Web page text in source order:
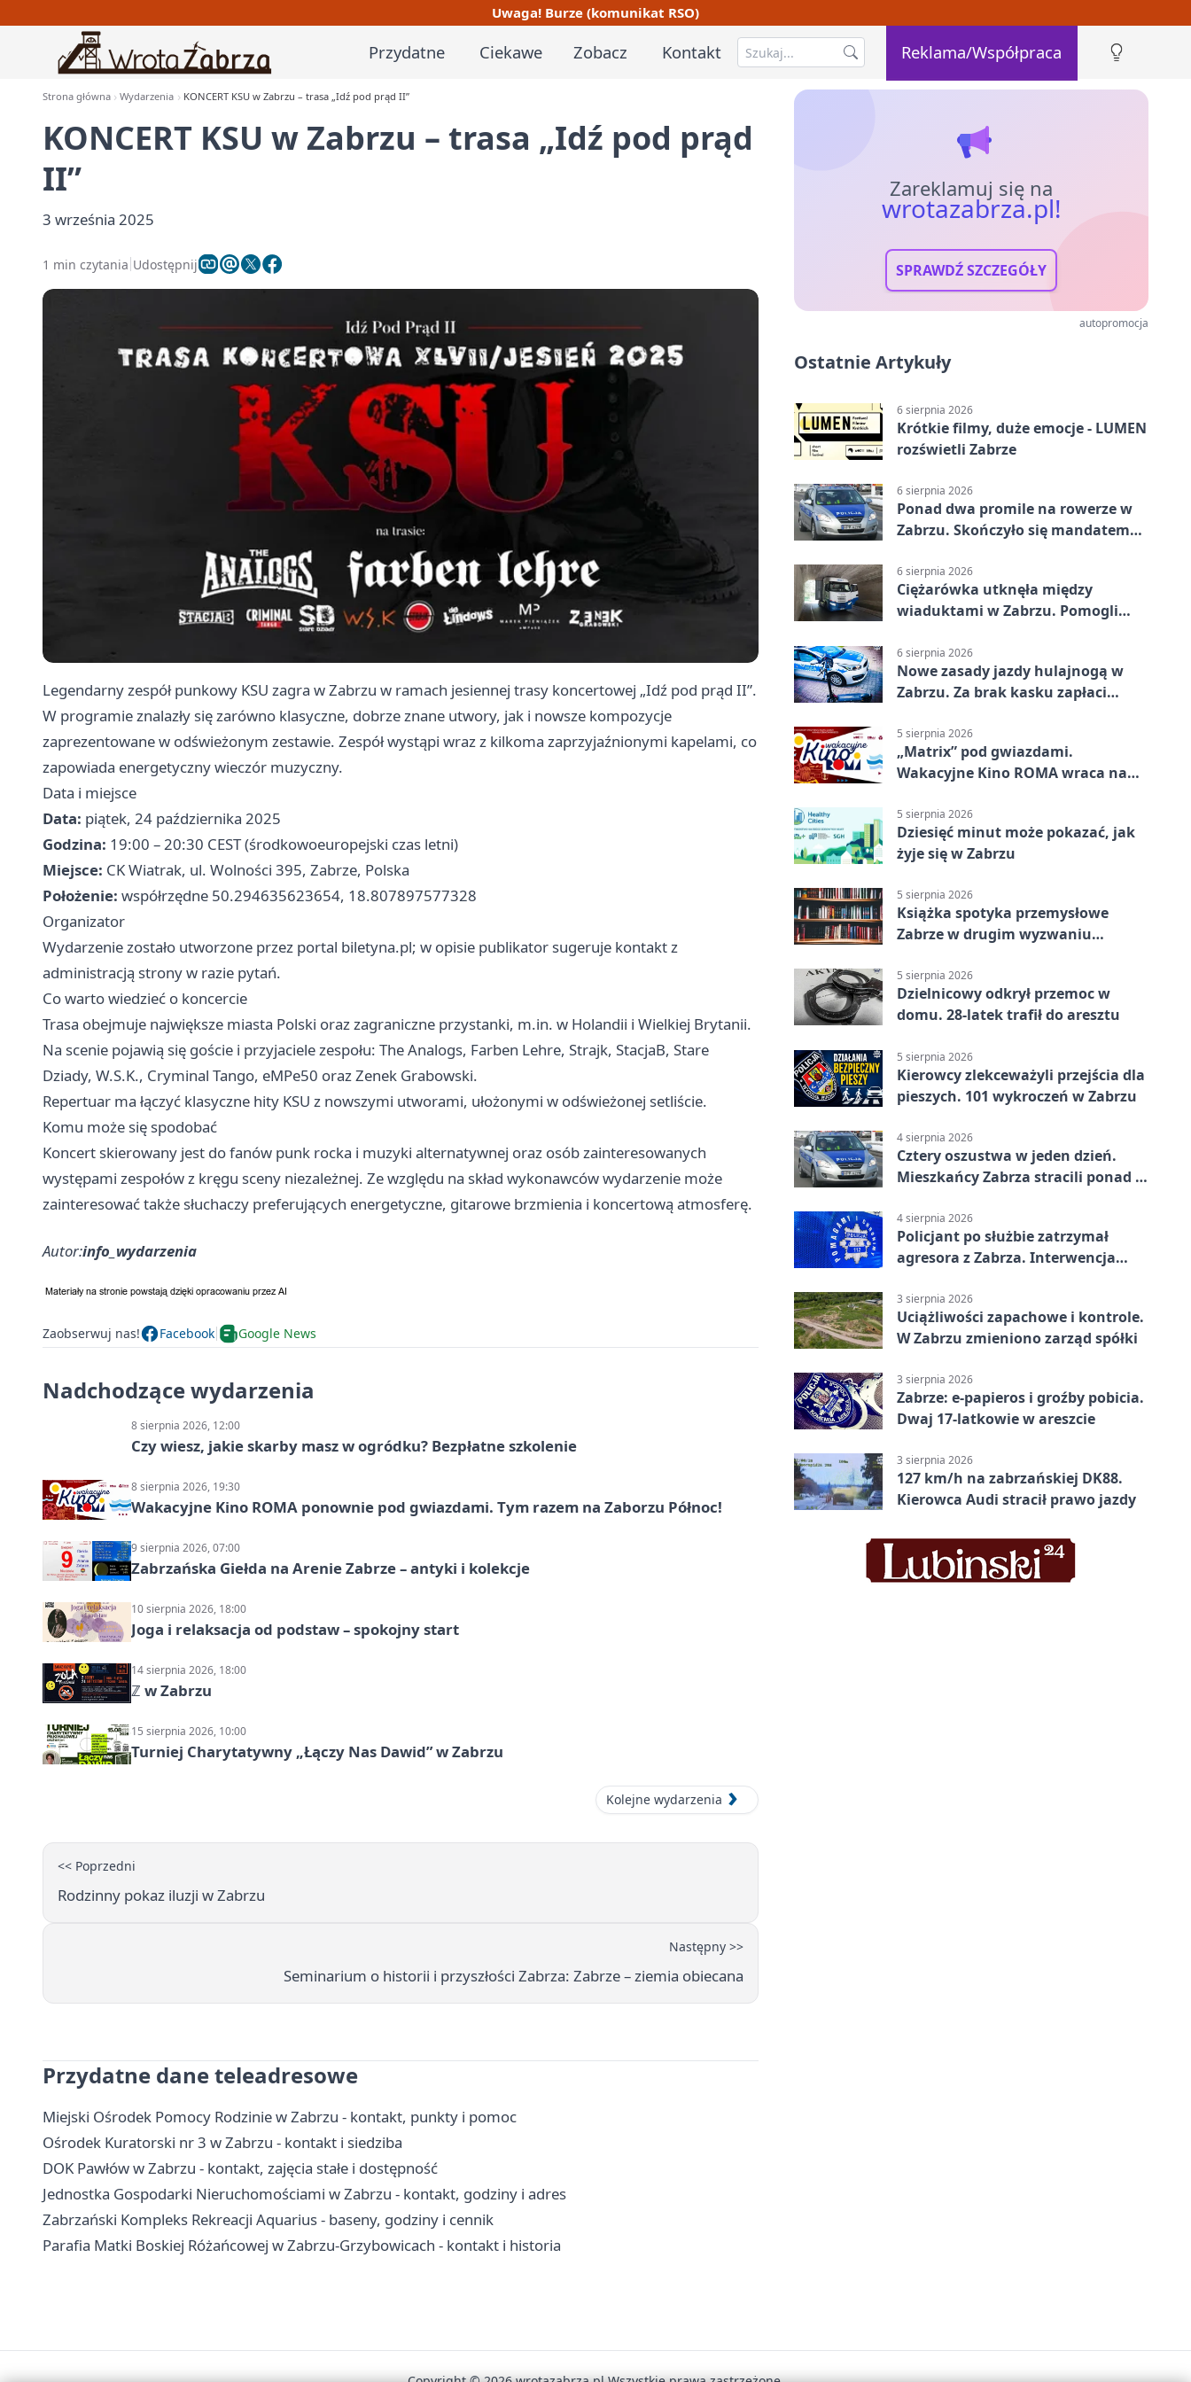
Uwaga! Burze (komunikat RSO)
Przydatne Ciekawe Zobacz Kontakt Reklama/Współpraca
Strona główna Wydarzenia KONCERT KSU w Zabrzu – trasa „Idź pod prąd II”
KONCERT KSU w Zabrzu – trasa „Idź pod prąd
II”
3 września 2025
1 min czytania Udostępnij
Legendarny zespół punkowy KSU zagra w Zabrzu w ramach jesiennej trasy koncertowej „Idź pod prąd II”.
W programie znalazły się zarówno klasyczne, dobrze znane utwory, jak i nowsze kompozycje
zaprezentowane w odświeżonym zestawie. Zespół wystąpi wraz z kilkoma zaprzyjaźnionymi kapelami, co
zapowiada energetyczny wieczór muzyczny.
Data i miejsce
Data: piątek, 24 października 2025
Godzina: 19:00 – 20:30 CEST (środkowoeuropejski czas letni)
Miejsce: CK Wiatrak, ul. Wolności 395, Zabrze, Polska
Położenie: współrzędne 50.294635623654, 18.807897577328
Organizator
Wydarzenie zostało utworzone przez portal biletyna.pl; w opisie publikator sugeruje kontakt z
administracją strony w razie pytań.
Co warto wiedzieć o koncercie
Trasa obejmuje największe miasta Polski oraz zagraniczne przystanki, m.in. w Holandii i Wielkiej Brytanii.
Na scenie pojawią się goście i przyjaciele zespołu: The Analogs, Farben Lehre, Strajk, StacjaB, Stare
Dziady, W.S.K., Cryminal Tango, eMPe50 oraz Zenek Grabowski.
Repertuar ma łączyć klasyczne hity KSU z nowszymi utworami, ułożonymi w odświeżonej setliście.
Komu może się spodobać
Koncert skierowany jest do fanów punk rocka i muzyki alternatywnej oraz osób zainteresowanych
występami zespołów z kręgu sceny niezależnej. Ze względu na skład wykonawców wydarzenie może
zainteresować także słuchaczy preferujących energetyczne, gitarowe brzmienia i koncertową atmosferę.
Autor:info_wydarzenia
Zaobserwuj nas! Facebook Google News
Nadchodzące wydarzenia
8 sierpnia 2026, 12:00
Czy wiesz, jakie skarby masz w ogródku? Bezpłatne szkolenie
8 sierpnia 2026, 19:30
Wakacyjne Kino ROMA ponownie pod gwiazdami. Tym razem na Zaborzu Północ!
9 sierpnia 2026, 07:00
Zabrzańska Giełda na Arenie Zabrze – antyki i kolekcje
10 sierpnia 2026, 18:00
Joga i relaksacja od podstaw – spokojny start
14 sierpnia 2026, 18:00
ℤ w Zabrzu
15 sierpnia 2026, 10:00
Turniej Charytatywny „Łączy Nas Dawid” w Zabrzu
Kolejne wydarzenia
<< Poprzedni
Rodzinny pokaz iluzji w Zabrzu
Następny >>
Seminarium o historii i przyszłości Zabrza: Zabrze – ziemia obiecana
Przydatne dane teleadresowe
Miejski Ośrodek Pomocy Rodzinie w Zabrzu - kontakt, punkty i pomoc
Ośrodek Kuratorski nr 3 w Zabrzu - kontakt i siedziba
DOK Pawłów w Zabrzu - kontakt, zajęcia stałe i dostępność
Jednostka Gospodarki Nieruchomościami w Zabrzu - kontakt, godziny i adres
Zabrzański Kompleks Rekreacji Aquarius - baseny, godziny i cennik
Parafia Matki Boskiej Różańcowej w Zabrzu-Grzybowicach - kontakt i historia
Zareklamuj się na
wrotazabrza.pl!
SPRAWDŹ SZCZEGÓŁY
autopromocja
Ostatnie Artykuły
6 sierpnia 2026
Krótkie filmy, duże emocje - LUMEN
rozświetli Zabrze
6 sierpnia 2026
Ponad dwa promile na rowerze w
Zabrzu. Skończyło się mandatem
6 sierpnia 2026
Ciężarówka utknęła między
wiaduktami w Zabrzu. Pomogli
6 sierpnia 2026
Nowe zasady jazdy hulajnogą w
Zabrzu. Za brak kasku zapłaci
5 sierpnia 2026
„Matrix” pod gwiazdami.
Wakacyjne Kino ROMA wraca na
5 sierpnia 2026
Dziesięć minut może pokazać, jak
żyje się w Zabrzu
5 sierpnia 2026
Książka spotyka przemysłowe
Zabrze w drugim wyzwaniu
5 sierpnia 2026
Dzielnicowy odkrył przemoc w
domu. 28-latek trafił do aresztu
5 sierpnia 2026
Kierowcy zlekceważyli przejścia dla
pieszych. 101 wykroczeń w Zabrzu
4 sierpnia 2026
Cztery oszustwa w jeden dzień.
Mieszkańcy Zabrza stracili ponad 6
4 sierpnia 2026
Policjant po służbie zatrzymał
agresora z Zabrza. Interwencja
3 sierpnia 2026
Uciążliwości zapachowe i kontrole.
W Zabrzu zmieniono zarząd spółki
3 sierpnia 2026
Zabrze: e-papieros i groźby pobicia.
Dwaj 17-latkowie w areszcie
3 sierpnia 2026
127 km/h na zabrzańskiej DK88.
Kierowca Audi stracił prawo jazdy